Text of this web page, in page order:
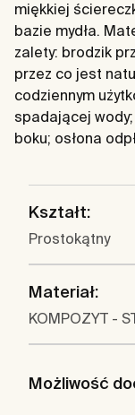
miękkiej
bazie mydła.
zalety: brodzik
przez co jest
codziennym
spadającej wody;
boku; osłona
Kształt:
Prostokątny
Materiał:
KOMPOZYT -
Możliwość